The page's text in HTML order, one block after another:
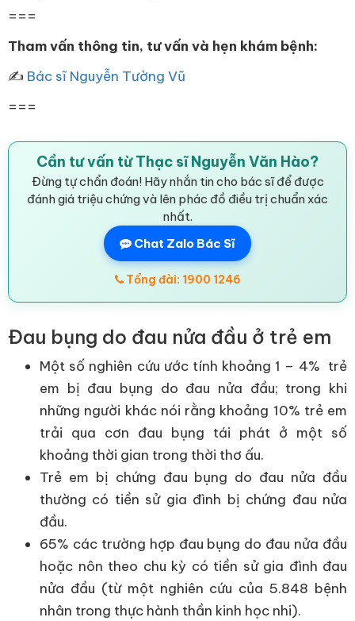
===
Tham vấn thông tin, tư vấn và hẹn khám bệnh:
✍ Bác sĩ Nguyễn Tường Vũ
===
Cần tư vấn từ Thạc sĩ Nguyễn Văn Hào?
Đừng tự chẩn đoán! Hãy nhắn tin cho bác sĩ để được
đánh giá triệu chứng và lên phác đồ điều trị chuẩn xác
nhất.
Chat Zalo Bác Sĩ
Tổng đài: 1900 1246
Đau bụng do đau nửa đầu ở trẻ em
Một số nghiên cứu ước tính khoảng 1 – 4% trẻ
em bị đau bụng do đau nửa đầu; trong khi
những người khác nói rằng khoảng 10% trẻ em
trải qua cơn đau bụng tái phát ở một số
khoảng thời gian trong thời thơ ấu.
Trẻ em bị chứng đau bụng do đau nửa đầu
thường có tiền sử gia đình bị chứng đau nửa
đầu.
65% các trường hợp đau bụng do đau nửa đầu
hoặc nôn theo chu kỳ có tiền sử gia đình đau
nửa đầu (từ một nghiên cứu của 5.848 bệnh
nhân trong thực hành thần kinh học nhi).